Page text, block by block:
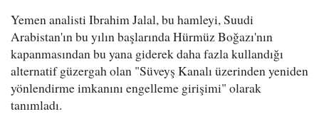
Yemen analisti Ibrahim Jalal, bu hamleyi, Suudi
Arabistan'ın bu yılın başlarında Hürmüz Boğazı'nın
kapanmasından bu yana giderek daha fazla kullandığı
alternatif güzergah olan "Süveyş Kanalı üzerinden yeniden
yönlendirme imkanını engelleme girişimi" olarak
tanımladı.